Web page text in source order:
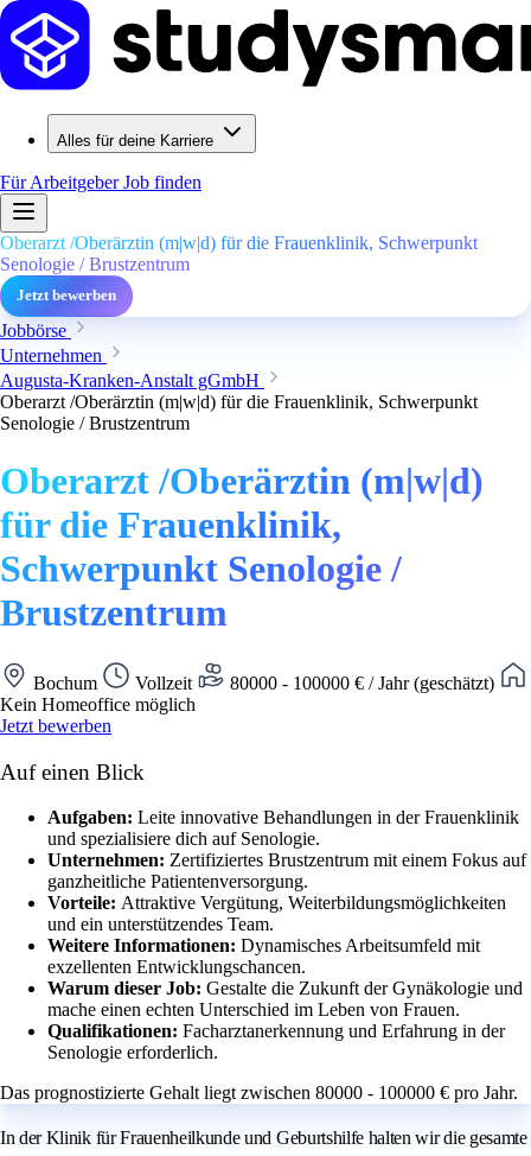
Alles für deine Karriere
Für ArbeitgeberJob finden
Oberarzt /Oberärztin (m|w|d) für die Frauenklinik, Schwerpunkt
Senologie / Brustzentrum
Jetzt bewerben
Jobbörse
Unternehmen
Augusta-Kranken-Anstalt gGmbH
Oberarzt /Oberärztin (m|w|d) für die Frauenklinik, Schwerpunkt
Senologie / Brustzentrum
Oberarzt /Oberärztin (m|w|d)
für die Frauenklinik,
Schwerpunkt Senologie /
Brustzentrum
Bochum Vollzeit
80000 - 100000 € / Jahr (geschätzt)
Kein Homeoffice möglich
Jetzt bewerben
Auf einen Blick
Aufgaben: Leite innovative Behandlungen in der Frauenklinik
und spezialisiere dich auf Senologie.
Unternehmen: Zertifiziertes Brustzentrum mit einem Fokus auf
ganzheitliche Patientenversorgung.
Vorteile: Attraktive Vergütung, Weiterbildungsmöglichkeiten
und ein unterstützendes Team.
Weitere Informationen: Dynamisches Arbeitsumfeld mit
exzellenten Entwicklungschancen.
Warum dieser Job: Gestalte die Zukunft der Gynäkologie und
mache einen echten Unterschied im Leben von Frauen.
Qualifikationen: Facharztanerkennung und Erfahrung in der
Senologie erforderlich.
Das prognostizierte Gehalt liegt zwischen 80000 - 100000 € pro Jahr.
In der Klinik für Frauenheilkunde und Geburtshilfe halten wir die gesamte